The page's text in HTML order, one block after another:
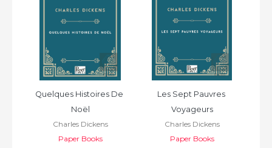
Quelques Histoires De
Noël
Charles Dickens
Paper Books
Les Sept Pauvres
Voyageurs
Charles Dickens
Paper Books